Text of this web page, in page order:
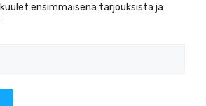
ensimmäisenä tarjouksista ja